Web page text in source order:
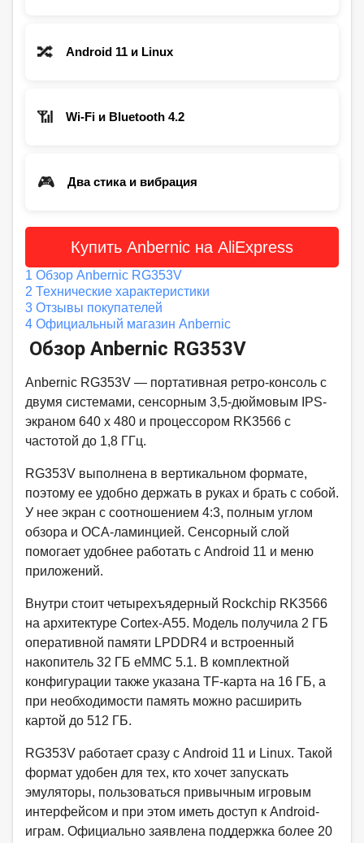
🔀 Android 11 и Linux
📶 Wi‑Fi и Bluetooth 4.2
🎮 Два стика и вибрация
Купить Anbernic на AliExpress
1 Обзор Anbernic RG353V
2 Технические характеристики
3 Отзывы покупателей
4 Официальный магазин Anbernic
Обзор Anbernic RG353V
Anbernic RG353V — портативная ретро-консоль с
двумя системами, сенсорным 3,5-дюймовым IPS-
экраном 640 x 480 и процессором RK3566 с
частотой до 1,8 ГГц.
RG353V выполнена в вертикальном формате,
поэтому ее удобно держать в руках и брать с собой.
У нее экран с соотношением 4:3, полным углом
обзора и OCA-ламинцией. Сенсорный слой
помогает удобнее работать с Android 11 и меню
приложений.
Внутри стоит четырехъядерный Rockchip RK3566
на архитектуре Cortex-A55. Модель получила 2 ГБ
оперативной памяти LPDDR4 и встроенный
накопитель 32 ГБ eMMC 5.1. В комплектной
конфигурации также указана TF-карта на 16 ГБ, а
при необходимости память можно расширить
картой до 512 ГБ.​
RG353V работает сразу с Android 11 и Linux. Такой
формат удобен для тех, кто хочет запускать
эмуляторы, пользоваться привычным игровым
интерфейсом и при этом иметь доступ к Android-
играм. Официально заявлена поддержка более 20